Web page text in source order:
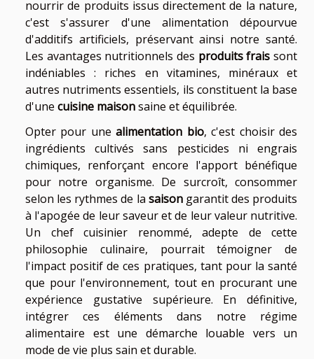
nourrir de produits issus directement de la nature,
c'est s'assurer d'une alimentation dépourvue
d'additifs artificiels, préservant ainsi notre santé.
Les avantages nutritionnels des produits frais sont
indéniables : riches en vitamines, minéraux et
autres nutriments essentiels, ils constituent la base
d'une cuisine maisonsaine et équilibrée.
Opter pour unealimentation bio, c'est choisir des
ingrédients cultivés sans pesticides ni engrais
chimiques, renforçant encore l'apport bénéfique
pour notre organisme. De surcroît, consommer
selon les rythmes de la saisongarantit des produits
à l'apogée de leur saveur et de leur valeur nutritive.
Un chef cuisinier renommé, adepte de cette
philosophie culinaire, pourrait témoigner de
l'impact positif de ces pratiques, tant pour la santé
que pour l'environnement, tout en procurant une
expérience gustative supérieure. En définitive,
intégrer ces éléments dans notre régime
alimentaire est une démarche louable vers un
mode de vie plus sain et durable.